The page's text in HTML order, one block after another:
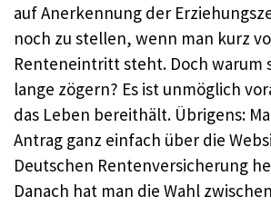
auf Anerkennung der
noch zu stellen, wenn man kurz
Renteneintritt steht. Doch warum
lange zögern? Es ist unmöglich
das Leben bereithält. Übrigens:
Antrag ganz einfach über die
Deutschen Rentenversicherung
Danach hat man die Wahl